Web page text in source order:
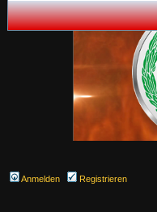
Anmelden Registrieren